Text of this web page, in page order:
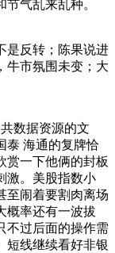
气乱来乱种。
是反转；陈果说进
牛市氛围未变；大
数据资源的文
泰 海通的复牌恰
赏一下他俩的封板
激。美股指数小
至闹着要割肉离场
概率还有一波拔
不过后面的操作需
短线继续看好非银